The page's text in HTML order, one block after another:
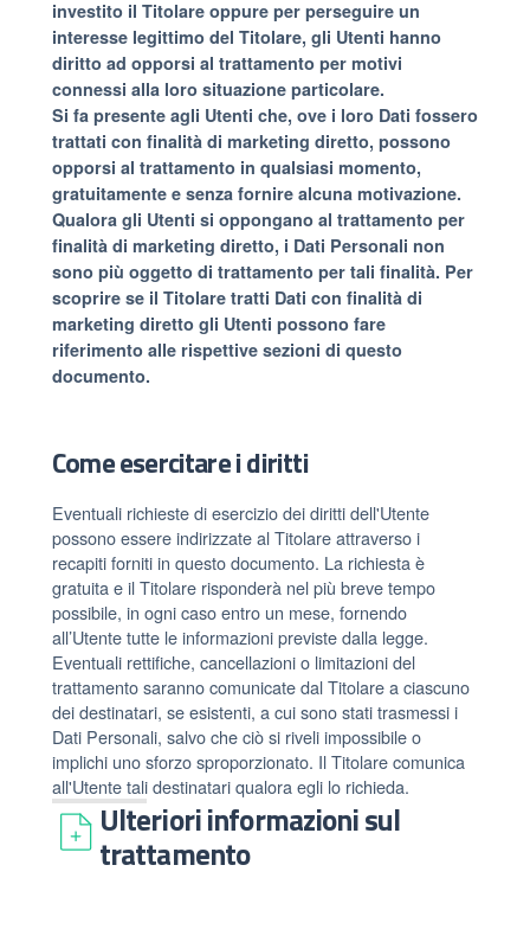
investito il Titolare oppure per perseguire un
interesse legittimo del Titolare, gli Utenti hanno
diritto ad opporsi al trattamento per motivi
connessi alla loro situazione particolare.
Si fa presente agli Utenti che, ove i loro Dati fossero
trattati con finalità di marketing diretto, possono
opporsi al trattamento in qualsiasi momento,
gratuitamente e senza fornire alcuna motivazione.
Qualora gli Utenti si oppongano al trattamento per
finalità di marketing diretto, i Dati Personali non
sono più oggetto di trattamento per tali finalità. Per
scoprire se il Titolare tratti Dati con finalità di
marketing diretto gli Utenti possono fare
riferimento alle rispettive sezioni di questo
documento.
Come esercitare i diritti
Eventuali richieste di esercizio dei diritti dell'Utente
possono essere indirizzate al Titolare attraverso i
recapiti forniti in questo documento. La richiesta è
gratuita e il Titolare risponderà nel più breve tempo
possibile, in ogni caso entro un mese, fornendo
all’Utente tutte le informazioni previste dalla legge.
Eventuali rettifiche, cancellazioni o limitazioni del
trattamento saranno comunicate dal Titolare a ciascuno
dei destinatari, se esistenti, a cui sono stati trasmessi i
Dati Personali, salvo che ciò si riveli impossibile o
implichi uno sforzo sproporzionato. Il Titolare comunica
all'Utente tali destinatari qualora egli lo richieda.
Ulteriori informazioni sul
trattamento